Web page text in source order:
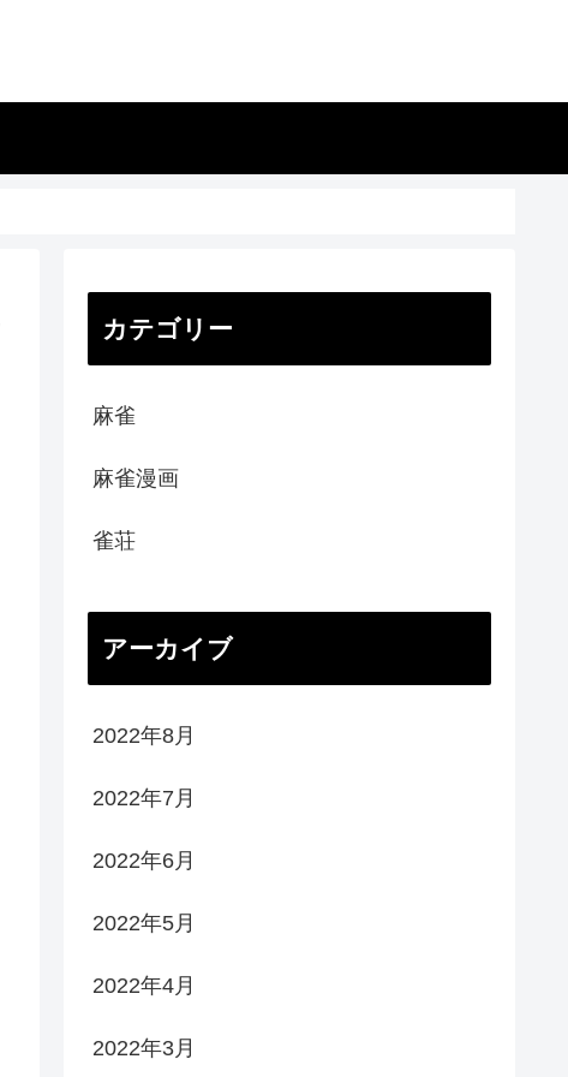
カテゴリー
麻雀
麻雀漫画
雀荘
アーカイブ
2022年8月
2022年7月
2022年6月
2022年5月
2022年4月
2022年3月